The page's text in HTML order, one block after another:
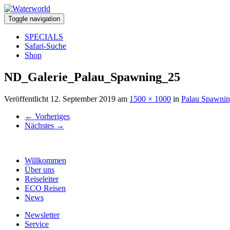
Toggle navigation
SPECIALS
Safari-Suche
Shop
ND_Galerie_Palau_Spawning_25
Veröffentlicht 12. September 2019 am 1500 × 1000 in Palau
← Vorheriges
Nächstes →
Willkommen
Über uns
Reiseleiter
ECO Reisen
News
Newsletter
Service